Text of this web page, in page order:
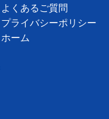
よくあるご質問
プライバシーポリシー
ホーム